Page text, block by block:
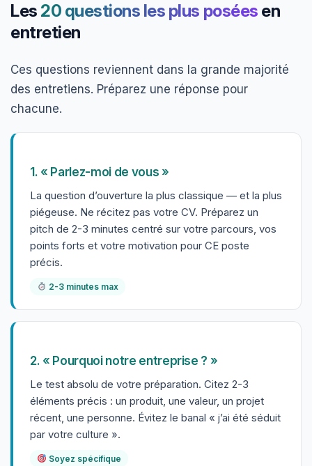
Les 20 questions les plus posées en
entretien
Ces questions reviennent dans la grande majorité
des entretiens. Préparez une réponse pour
chacune.
1. « Parlez-moi de vous »
La question d’ouverture la plus classique — et la plus
piégeuse. Ne récitez pas votre CV. Préparez un
pitch de 2-3 minutes centré sur votre parcours, vos
points forts et votre motivation pour CE poste
précis.
2-3 minutes max
2. « Pourquoi notre entreprise ? »
Le test absolu de votre préparation. Citez 2-3
éléments précis : un produit, une valeur, un projet
récent, une personne. Évitez le banal « j’ai été séduit
par votre culture ».
Soyez spécifique